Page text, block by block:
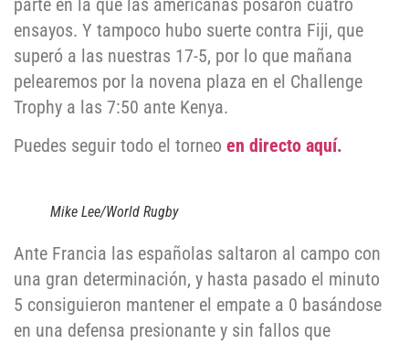
parte en la que las americanas posaron cuatro
ensayos. Y tampoco hubo suerte contra Fiji, que
superó a las nuestras 17-5, por lo que mañana
pelearemos por la novena plaza en el Challenge
Trophy a las 7:50 ante Kenya.
Puedes seguir todo el torneo en directo aquí.
Mike Lee/World Rugby
Ante Francia las españolas saltaron al campo con
una gran determinación, y hasta pasado el minuto
5 consiguieron mantener el empate a 0 basándose
en una defensa presionante y sin fallos que